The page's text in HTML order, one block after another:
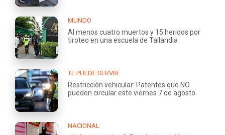
MUNDO
Al menos cuatro muertos y 15 heridos por
tiroteo en una escuela de Tailandia
TE PUEDE SERVIR
Restricción vehicular: Patentes que NO
pueden circular este viernes 7 de agosto
NACIONAL